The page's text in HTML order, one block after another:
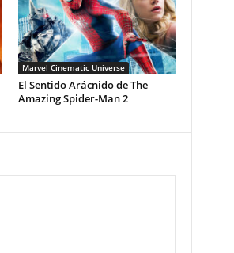
Marvel Cinematic Universe
El Sentido Arácnido de The
Amazing Spider-Man 2